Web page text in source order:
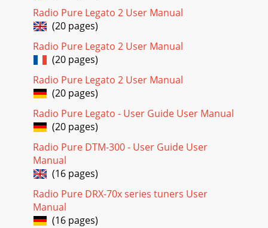
Radio Pure Legato 2 User Manual
(20 pages)
Radio Pure Legato 2 User Manual
(20 pages)
Radio Pure Legato 2 User Manual
(20 pages)
Radio Pure Legato - User Guide User Manual
(20 pages)
Radio Pure DTM-300 - User Guide User
Manual
(16 pages)
Radio Pure DRX-70x series tuners User
Manual
(16 pages)